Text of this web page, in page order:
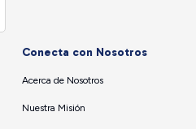
Conecta con Nosotros
Acerca de Nosotros
Nuestra Misión